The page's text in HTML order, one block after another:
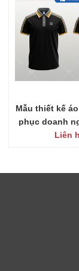
Mẫu thiết kế
phục doanh
Liên